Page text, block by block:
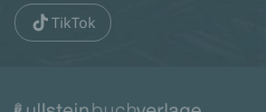
TikTok